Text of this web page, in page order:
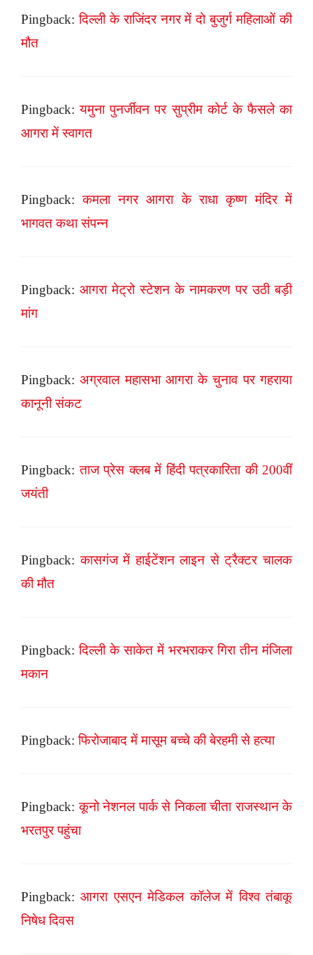
Pingback:दिल्ली के राजिंदर नगर में दो बुजुर्ग महिलाओं की
मौत
Pingback:यमुना पुनर्जीवन पर सुप्रीम कोर्ट के फैसले का
आगरा में स्वागत
Pingback:कमला नगर आगरा के राधा कृष्ण मंदिर में
भागवत कथा संपन्न
Pingback: आगरा मेट्रो स्टेशन के नामकरण पर उठी बड़ी
मांग
Pingback:अग्रवाल महासभा आगरा के चुनाव पर गहराया
कानूनी संकट
Pingback:ताज प्रेस क्लब में हिंदी पत्रकारिता की 200वीं
जयंती
Pingback:कासगंज में हाईटेंशन लाइन से ट्रैक्टर चालक
की मौत
Pingback:दिल्ली के साकेत में भरभराकर गिरा तीन मंजिला
मकान
Pingback:फिरोजाबाद में मासूम बच्चे की बेरहमी से हत्या
Pingback:कूनो नेशनल पार्क से निकला चीता राजस्थान के
भरतपुर पहुंचा
Pingback:आगरा एसएन मेडिकल कॉलेज में विश्व तंबाकू
निषेध दिवस